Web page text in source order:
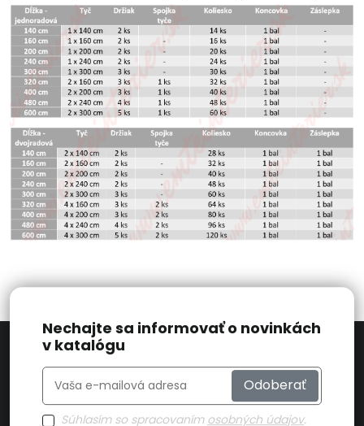
Nechajte sa informovať o novinkách
v katalógu
Odoberať
Súhlasím so spracovaním osobných údajov.